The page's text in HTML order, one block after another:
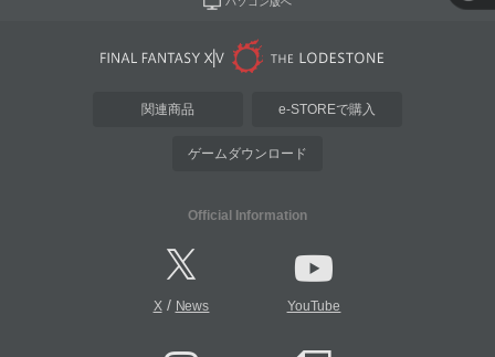
関連商品 e-STOREで購入
ゲームダウンロード
Official Information
X/ News YouTube